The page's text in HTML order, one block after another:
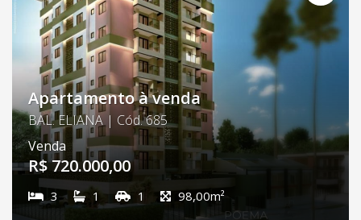
Apartamento à venda
BAL. ELIANA | Cód. 685
Venda
R$ 720.000,00
3 1 1 98,00m²